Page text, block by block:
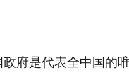
府是代表全中国的